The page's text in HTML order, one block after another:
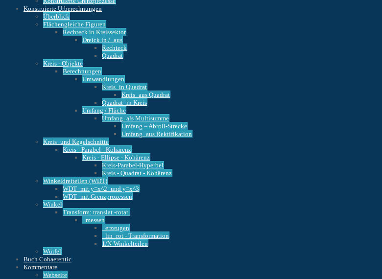
Konstruierte Urberechnungen
Überblick
Flächengleiche Figuren
Rechteck in Kreissektor
Dreick in /_aus
Rechteck
Quadrat
Kreis - Objekte
Berechnungen
Umwandlungen
Kreis_in Quadrat
Kreis_aus Quadrat
Quadrat_in Kreis
Umfang / Fläche
Umfang_als Multisumme
Umfang = Abroll-Strecke
Umfang_aus Rektifikation
Kreis_und Kegelschnitte
Kreis - Parabel - Kohärenz
Kreis - Ellipse - Kohärenz
Kreis-Parabel-Hyperbel
Kreis - Quadrat - Kohärenz
Winkeldreiteilen (WDT)
WDT_mit y=x^2_und y=x^3
WDT_mit Grenzprozessen
Winkel
Transform: translat.-rotat.
_messen
_erzeugen
_lin_rot - Transformation
1/N-Winkelteilen
Würfel
Buch Cohaerentic
Kommentare
Webseite